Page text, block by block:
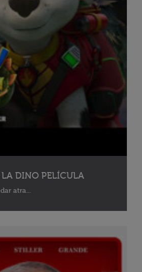
LA DINO PELÍCULA
atra...